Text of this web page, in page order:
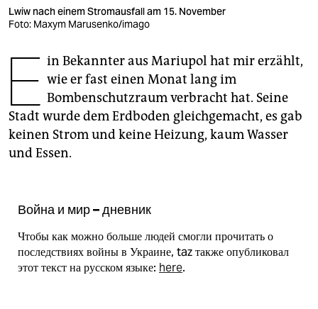
unterstützen
genossenschaft
epaper login
Lwiw nach einem Stromausfall am 15. November
Foto: Maxym Marusenko/imago
E in Bekannter aus Mariupol hat mir erzählt,
wie er fast einen Monat lang im
Bombenschutzraum verbracht hat. Seine
Stadt wurde dem Erdboden gleichgemacht, es gab
keinen Strom und keine Heizung, kaum Wasser
und Essen.
Война и мир – дневник
Чтобы как можно больше людей смогли прочитать о
последствиях войны в Украине, taz также опубликовал
этот текст на русском языке: here.